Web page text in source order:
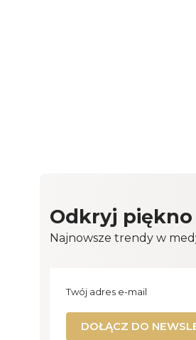
Odkryj
Najnowsze trendy w
Twój adres e-mail
DOŁĄCZ DO